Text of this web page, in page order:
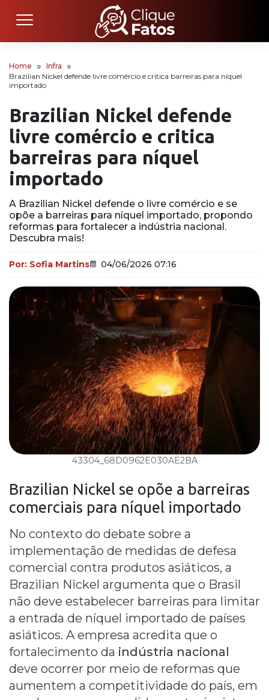
Home
Infra
Brazilian Nickel defende livre comércio e critica barreiras para níquel
importado
Brazilian Nickel defende
livre comércio e critica
barreiras para níquel
importado
A Brazilian Nickel defende o livre comércio e se
opõe a barreiras para níquel importado, propondo
reformas para fortalecer a indústria nacional.
Descubra mais!
Por: Sofia Martins 04/06/2026 07:16
43304_68D0962E030AE2BA
Brazilian Nickel se opõe a barreiras
comerciais para níquel importado
No contexto do debate sobre a
implementação de medidas de defesa
comercial contra produtos asiáticos, a
Brazilian Nickel argumenta que o Brasil
não deve estabelecer barreiras para limitar
a entrada de níquel importado de países
asiáticos. A empresa acredita que o
fortalecimento da indústria nacional
deve ocorrer por meio de reformas que
aumentem a competitividade do país, em